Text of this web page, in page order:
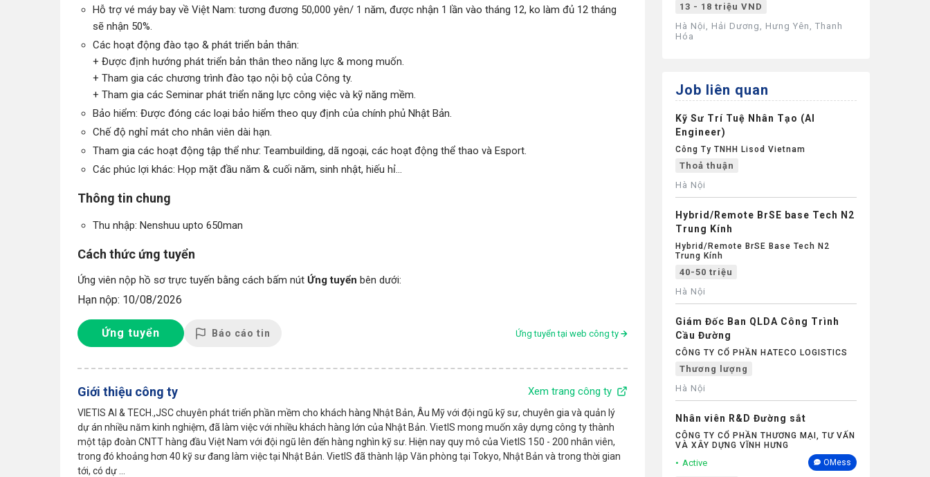
Hỗ trợ vé máy bay về Việt Nam: tương đương 50,000 yên/ 1 năm, được nhận 1 lần vào tháng 12, ko làm đủ 12 tháng
sẽ nhận 50%.
Các hoạt động đào tạo & phát triển bản thân:
+ Được định hướng phát triển bản thân theo năng lực & mong muốn.
+ Tham gia các chương trình đào tạo nội bộ của Công ty.
+ Tham gia các Seminar phát triển năng lực công việc và kỹ năng mềm.
Bảo hiểm: Được đóng các loại bảo hiểm theo quy định của chính phủ Nhật Bản.
Chế độ nghỉ mát cho nhân viên dài hạn.
Tham gia các hoạt động tập thể như: Teambuilding, dã ngoại, các hoạt động thể thao và Esport.
Các phúc lợi khác: Họp mặt đầu năm & cuối năm, sinh nhật, hiếu hỉ...
Thông tin chung
Thu nhập: Nenshuu upto 650man
Cách thức ứng tuyển
Ứng viên nộp hồ sơ trực tuyến bằng cách bấm nút Ứng tuyển bên dưới:
Hạn nộp: 10/08/2026
Ứng tuyển Báo cáo tin Ứng tuyển tại web công ty
Giới thiệu công ty Xem trang công ty
VIETIS AI & TECH.,JSC chuyên phát triển phần mềm cho khách hàng Nhật Bản, Âu Mỹ với đội ngũ kỹ sư, chuyên gia và quản lý
dự án nhiều năm kinh nghiệm, đã làm việc với nhiều khách hàng lớn của Nhật Bản. VietIS mong muốn xây dựng công ty thành
một tập đoàn CNTT hàng đầu Việt Nam với đội ngũ lên đến hàng nghìn kỹ sư. Hiện nay quy mô của VietIS 150 - 200 nhân viên,
trong đó khoảng hơn 40 kỹ sư đang làm việc tại Nhật Bản. VietIS đã thành lập Văn phòng tại Tokyo, Nhật Bản và trong thời gian
tới, có dự ...
13 - 18 triệu VND
Hà Nội, Hải Dương, Hưng Yên, Thanh
Hóa
Job liên quan
Kỹ Sư Trí Tuệ Nhân Tạo (AI
Engineer)
Công Ty TNHH Lisod Vietnam
Thoả thuận
Hà Nội
Hybrid/Remote BrSE base Tech N2
Trung Kính
Hybrid/Remote BrSE Base Tech N2
Trung Kính
40-50 triệu
Hà Nội
Giám Đốc Ban QLDA Công Trình
Cầu Đường
CÔNG TY CỔ PHẦN HATECO LOGISTICS
Thương lượng
Hà Nội
Nhân viên R&D Đường sắt
CÔNG TY CỔ PHẦN THƯƠNG MẠI, TƯ VẤN
VÀ XÂY DỰNG VĨNH HƯNG
Active OMess